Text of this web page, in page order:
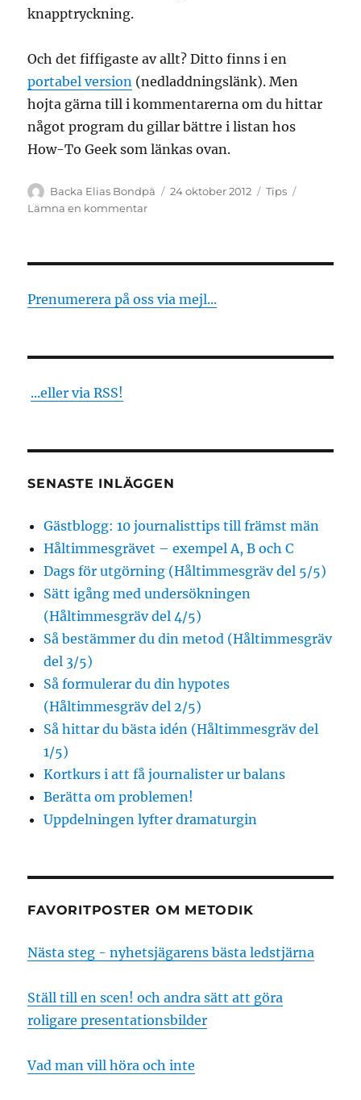
knapptryckning.
Och det fiffigaste av allt? Ditto finns i en
portabel version (nedladdningslänk). Men
hojta gärna till i kommentarerna om du hittar
något program du gillar bättre i listan hos
How-To Geek som länkas ovan.
Författare
Backa Elias Bondpä
Publicerat
24 oktober 2012 Kategorier
Tips
Lämna en kommentartill
Prenumerera på oss via mejl...
...eller via RSS!
SENASTE INLÄGGEN
Gästblogg: 10 journalisttips till främst män
Håltimmesgrävet – exempel A, B och C
Dags för utgörning (Håltimmesgräv del 5/5)
Sätt igång med undersökningen
(Håltimmesgräv del 4/5)
Så bestämmer du din metod (Håltimmesgräv
del 3/5)
Så formulerar du din hypotes
(Håltimmesgräv del 2/5)
Så hittar du bästa idén (Håltimmesgräv del
1/5)
Kortkurs i att få journalister ur balans
Berätta om problemen!
Uppdelningen lyfter dramaturgin
FAVORITPOSTER OM METODIK
Nästa steg - nyhetsjägarens bästa ledstjärna
Ställ till en scen! och andra sätt att göra
roligare presentationsbilder
Vad man vill höra och inte